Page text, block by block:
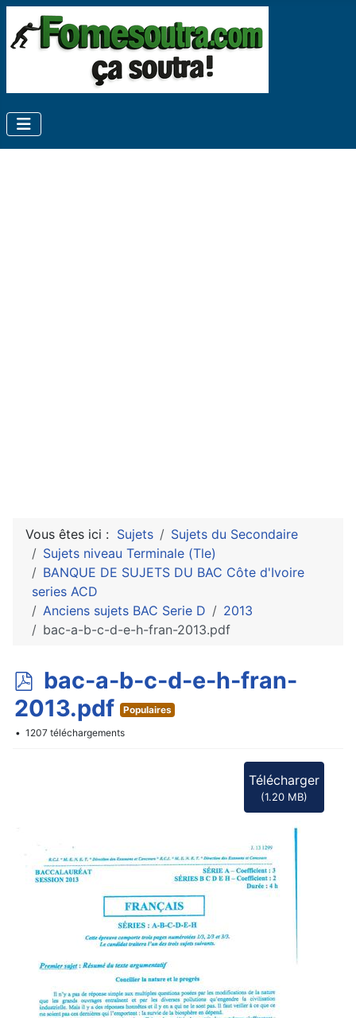
Vous êtes ici : Sujets
Sujets du Secondaire
Sujets niveau Terminale (Tle)
BANQUE DE SUJETS DU BAC Côte d'Ivoire
series ACD
Anciens sujets BAC Serie D
2013
bac-a-b-c-d-e-h-fran-2013.pdf
p
d
f
bac-a-b-c-d-e-h-fran-
2013.pdf
Populaires
1207 téléchargements
Télécharger
(1.20 MB)